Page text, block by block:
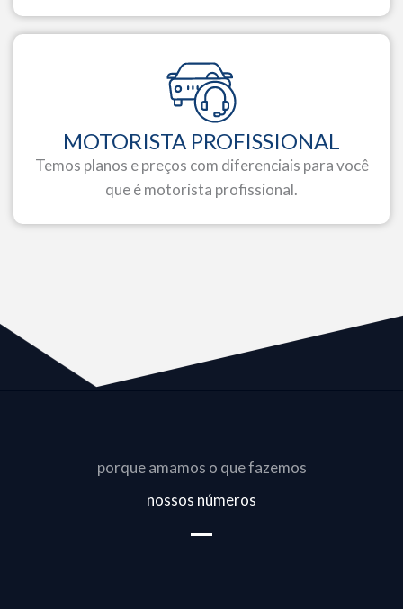
MOTORISTA PROFISSIONAL
Temos planos e preços com diferenciais para você
que é motorista profissional.
porque amamos o que fazemos
nossos números